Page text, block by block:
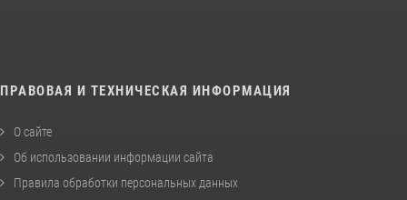
ПРАВОВАЯ И ТЕХНИЧЕСКАЯ ИНФОРМАЦИЯ
О сайте
Об использовании информации сайта
Правила обработки персональных данных